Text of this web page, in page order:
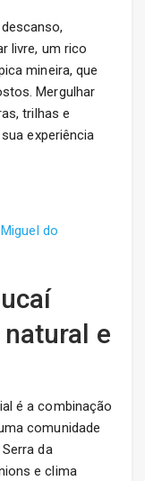
livre, um rico
mineira, que
Mergulhar
trilhas e
experiência
do
e
é a combinação
comunidade
da
e clima